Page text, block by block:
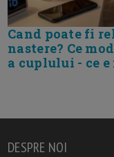
Cand poate fi
nastere? Ce
a cuplului - ce
DESPRE NOI